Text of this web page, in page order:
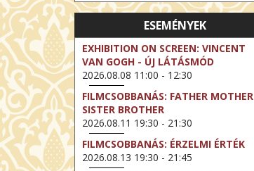
ESEMÉNYEK
EXHIBITION ON SCREEN: VINCENT
VAN GOGH - ÚJ LÁTÁSMÓD
2026.08.08 11:00 - 12:30
FILMCSOBBANÁS: FATHER MOTHER
SISTER BROTHER
2026.08.11 19:30 - 21:30
FILMCSOBBANÁS: ÉRZELMI ÉRTÉK
2026.08.13 19:30 - 21:45